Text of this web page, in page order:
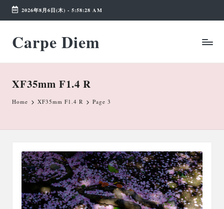
Skip
content
2026年8月6日(木) - 5:58:29 AM
Carpe Diem
Weekend
Wonderland
XF35mm F1.4 R
Home XF35mm F1.4 R Page 3